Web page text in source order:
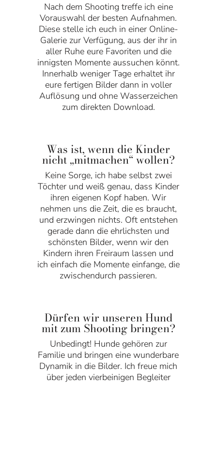
Nach dem Shooting treffe ich eine
Vorauswahl der besten Aufnahmen.
Diese stelle ich euch in einer Online-
Galerie zur Verfügung, aus der ihr in
aller Ruhe eure Favoriten und die
innigsten Momente aussuchen könnt.
Innerhalb weniger Tage erhaltet ihr
eure fertigen Bilder dann in voller
Auflösung und ohne Wasserzeichen
zum direkten Download.
Was ist, wenn die Kinder
nicht „mitmachen“ wollen?
Keine Sorge, ich habe selbst zwei
Töchter und weiß genau, dass Kinder
ihren eigenen Kopf haben. Wir
nehmen uns die Zeit, die es braucht,
und erzwingen nichts. Oft entstehen
gerade dann die ehrlichsten und
schönsten Bilder, wenn wir den
Kindern ihren Freiraum lassen und
ich einfach die Momente einfange, die
zwischendurch passieren.
Dürfen wir unseren Hund
mit zum Shooting bringen?
Unbedingt! Hunde gehören zur
Familie und bringen eine wunderbare
Dynamik in die Bilder. Ich freue mich
über jeden vierbeinigen Begleiter